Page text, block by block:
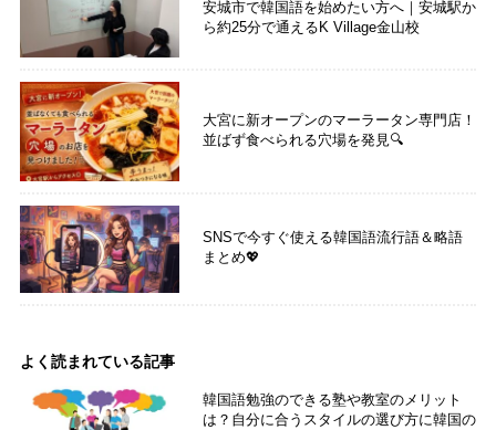
安城市で韓国語を始めたい方へ｜安城駅か
ら約25分で通えるK Village金山校
大宮に新オープンのマーラータン専門店！
並ばず食べられる穴場を発見🔍
SNSで今すぐ使える韓国語流行語＆略語
まとめ💖
よく読まれている記事
韓国語勉強のできる塾や教室のメリット
は？自分に合うスタイルの選び方に韓国の